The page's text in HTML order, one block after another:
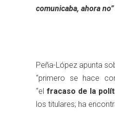
comunicaba, ahora no”
Peña-López apunta
“primero se hace
“el fracaso de la
los titulares; ha